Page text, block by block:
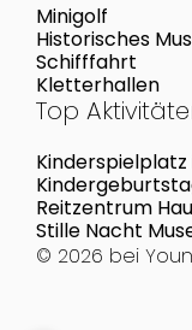
Minigolf
Historisches
Schifffahrt
Kletterhallen
Top
Kinderspielplatz
Reitzentrum
Stille Nacht
© 2026 bei